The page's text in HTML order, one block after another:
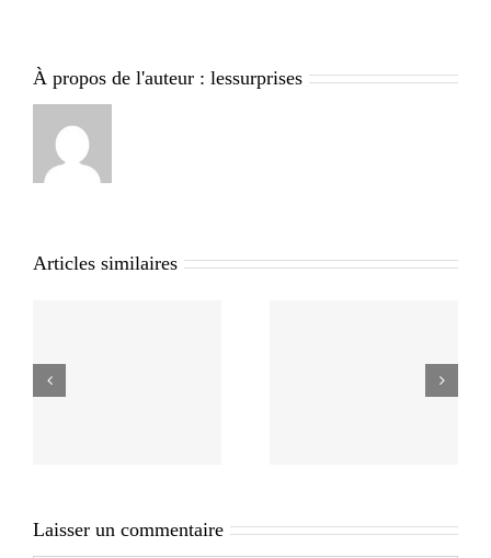
À propos de l'auteur : lessurprises
Articles similaires
Laisser un commentaire